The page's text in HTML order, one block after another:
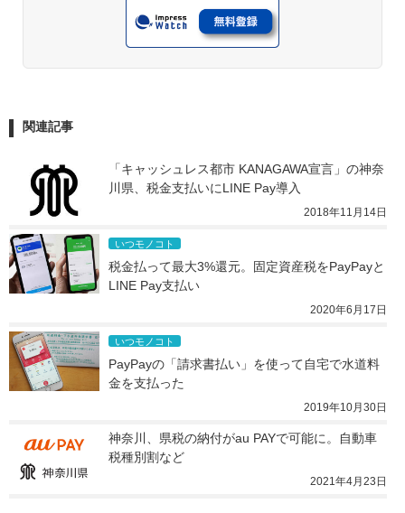
関連記事
「キャッシュレス都市 KANAGAWA宣言」の神奈
川県、税金支払いにLINE Pay導入
2018年11月14日
いつモノコト
税金払って最大3%還元。固定資産税をPayPayと
LINE Pay支払い
2020年6月17日
いつモノコト
PayPayの「請求書払い」を使って自宅で水道料
金を支払った
2019年10月30日
神奈川、県税の納付がau PAYで可能に。自動車
税種別割など
2021年4月23日